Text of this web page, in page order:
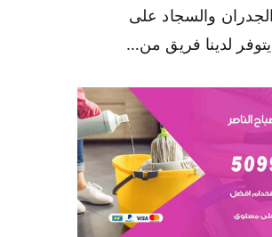
والسجاد على
لدينا فريق من…